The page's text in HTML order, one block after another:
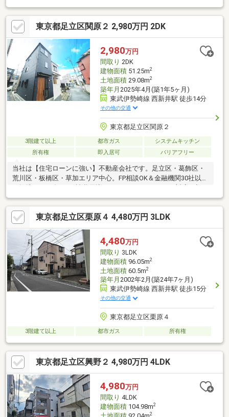
閑静な住宅街で、小学校も目の前なので、子育て世帯も安心の立
地♪―住宅ローンに強い弊社にお任せください―貴方にとって最も
金利が安い金融機関をご提案！他社様で断られた方も大歓迎！―
ご案内希望のお客様はお気軽にどうぞ―※お電話の場合：
TEL:0120-390-220(通話無料)※見学ご希望の場合：赤色の【見学予
約する】ボタンから最短2分で内覧確定可能
東京都足立区関原２ 2,980万円 2DK
2,980万円
間取り 2DK
建物面積51.25m2
土地面積29.08m2
築年月 2025年4月(築1年5ヶ月)
東武伊勢崎線 西新井駅 徒歩14分
その他の交通
東京都足立区関原２
3階建て以上 都市ガス
システムキッチン
所有権
即入居可 バリアフリー
当社は【住宅ローンに強い】不動産会社です。足立区・葛飾区・
荒川区・板橋区・草加エリア中心。FP相談OK＆金融機関30社以上
と提携し、頭金0円・諸費用込み・おまとめローンにも対応。初め
ての方や、他社で住宅ローンが難しかった方も安心してご相談く
ださい。▼資料請求・内覧予約 受付中▼フリーダイヤル：0120-
699-295電話が苦手な方は【下記パンフレット内LINE】から相談も
可能です。
東京都足立区栗原４ 4,480万円 3LDK
4,480万円
間取り 3LDK
建物面積96.05m2
土地面積60.5m2
築年月 2002年2月(築24年7ヶ月)
東武伊勢崎線 西新井駅 徒歩15分
その他の交通
東京都足立区栗原４
3階建て以上 都市ガス 所有権
東京都足立区興野２ 4,980万円 4LDK
4,980万円
間取り 4LDK
建物面積104.98m2
2